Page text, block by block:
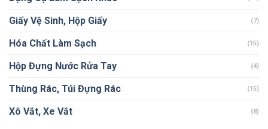
Giấy Vệ Sinh, Hộp Giấy (7)
Hóa Chất Làm Sạch (15)
Hộp Đựng Nước Rửa Tay (4)
Thùng Rác, Túi Đựng Rác (15)
Xô Vắt, Xe Vắt (8)